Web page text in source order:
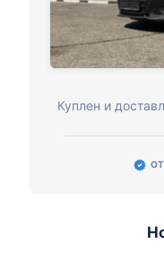
Куплен и